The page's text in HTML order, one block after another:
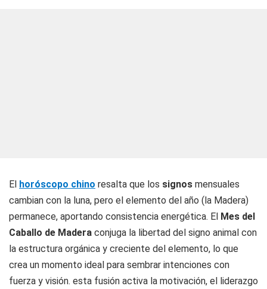
El horóscopo chino resalta que los signos mensuales
cambian con la luna, pero el elemento del año (la Madera)
permanece, aportando consistencia energética. El Mes del
Caballo de Madera conjuga la libertad del signo animal con
la estructura orgánica y creciente del elemento, lo que
crea un momento ideal para sembrar intenciones con
fuerza y visión. esta fusión activa la motivación, el liderazgo